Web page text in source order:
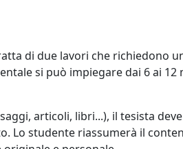
di due lavori che richiedono
si può impiegare dai 6 ai 12
articoli, libri...), il tesista deve
Lo studente riassumerà il